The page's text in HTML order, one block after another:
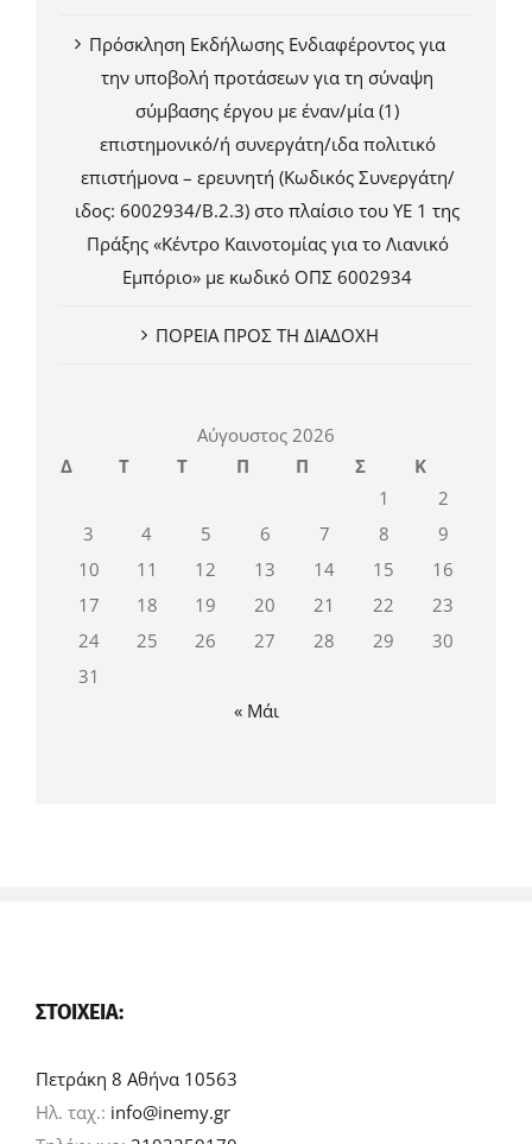
Πρόσκληση Εκδήλωσης Ενδιαφέροντος για
την υποβολή προτάσεων για τη σύναψη
σύμβασης έργου με έναν/μία (1)
επιστημονικό/ή συνεργάτη/ιδα πολιτικό
επιστήμονα – ερευνητή (Κωδικός Συνεργάτη/
ιδος: 6002934/Β.2.3) στο πλαίσιο του ΥΕ 1 της
Πράξης «Κέντρο Καινοτομίας για το Λιανικό
Εμπόριο» με κωδικό ΟΠΣ 6002934
ΠΟΡΕΙΑ ΠΡΟΣ ΤΗ ΔΙΑΔΟΧΗ
Αύγουστος 2026
Δ
Τ Τ Π Π Σ
Κ
1
2
3
4 5 6 7 8
9
10
11 12 13 14 15
16
17
18 19 20 21 22
23
24
25 26 27 28 29
30
31
« Μάι
ΣΤΟΙΧΕΊΑ:
Πετράκη 8 Αθήνα 10563
Ηλ. ταχ.: info@inemy.gr